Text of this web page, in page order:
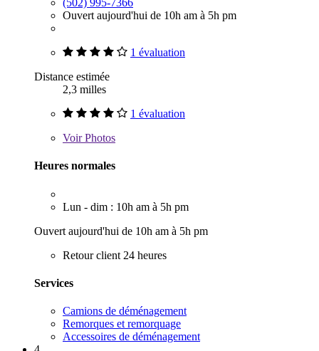
(502) 995-7366
Ouvert aujourd'hui de 10h am à 5h pm
1 évaluation
Distance estimée
2,3 milles
1 évaluation
VoirPhotos
Heures normales
Lun - dim : 10h am à 5h pm
Ouvert aujourd'hui de 10h am à 5h pm
Retour client 24 heures
Services
Camions de déménagement
Remorques et remorquage
Accessoires de déménagement